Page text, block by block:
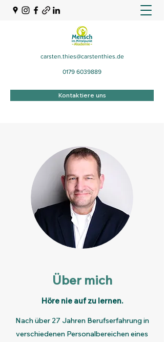
carsten.thies@carstenthies.de
0179 6039889
Kontaktiere uns
Über mich
Höre nie auf zu lernen.
Nach über 27 Jahren Berufserfahrung in
verschiedenen Personalbereichen eines